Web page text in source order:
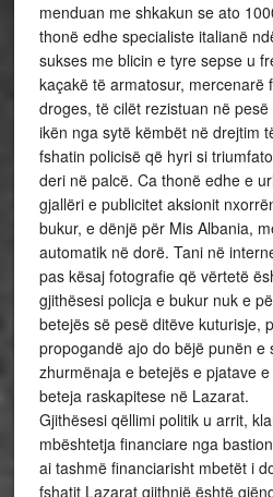
menduan me shkakun se ato
thonë edhe specialiste italianë
sukses me blicin e tyre sepse u
kaçakë të armatosur, mercenarë
droges, të cilët rezistuan në
ikën nga sytë këmbët në drejtim
fshatin policisë që hyri si
deri në palcë. Ca thonë edhe e
gjallëri e publicitet aksionit
bukur, e dënjë për Mis Albania,
automatik në dorë. Tani në
pas kësaj fotografie që vërtetë
gjithësesi policja e bukur nuk e
betejës së pesë ditëve kuturisje,
propogandë ajo do bëjë punën e
zhurmënaja e betejës e pjatave
beteja raskapitese në Lazarat.
Gjithësesi qëllimi politik u arrit,
mbështetja financiare nga
ai tashmë financiarisht mbetët i
fshatit Lazarat gjithnjë është